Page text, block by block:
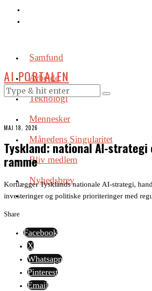
Samfund
Arbejde
Teknologi
Mennesker
Månedens Singularitet
Bliv medlem
Nyhedsbrev
AI PORTALEN
MAJ 18, 2026
Tyskland: national AI-
ramme
Kortlægger Tysklands nationale AI-strategi,
investeringer og politiske prioriteringer med
Share
Facebook
X
Whatsapp
Pinterest
Email